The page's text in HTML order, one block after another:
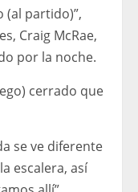
(al partido)”,
Craig McRae,
por la noche.
cerrado que
se ve diferente
escalera, así